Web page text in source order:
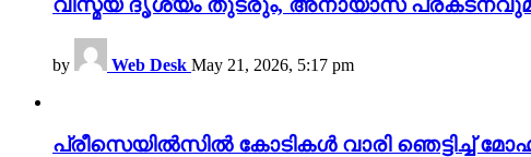
വിസ്മയ ദൃശ്യം തുടരും, അനായാസ
by Web Desk May 21, 2026, 5:17 pm
പ്രീസെയിൽസിൽ കോടികൾ വാരി ഞെട്ടിച്ച്